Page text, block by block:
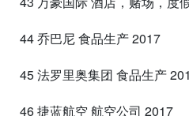
44 乔巴尼 食品生产 2017
45 法罗里奥集团 食品生产
46 捷蓝航空 航空公司 2017